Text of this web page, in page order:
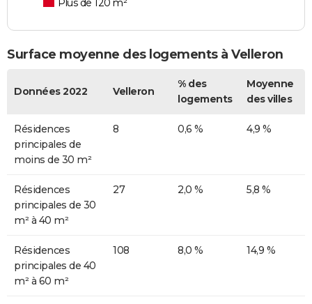
Plus de 120 m²
Surface moyenne des logements à Velleron
Données 2022 Velleron
% des
logements
Moyenne
des villes
Résidences
principales de
moins de 30 m²
8 0,6 % 4,9 %
Résidences
principales de 30
m² à 40 m²
27 2,0 % 5,8 %
Résidences
principales de 40
m² à 60 m²
108 8,0 % 14,9 %